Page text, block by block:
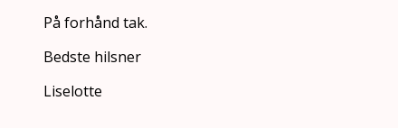
På forhånd tak.
Bedste hilsner
Liselotte